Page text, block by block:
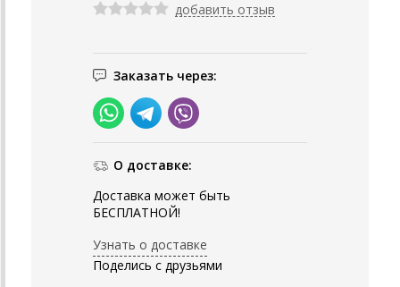
добавить отзыв
Заказать через:
О доставке:
Доставка может быть
БЕСПЛАТНОЙ!
Узнать о доставке
Поделись с друзьями